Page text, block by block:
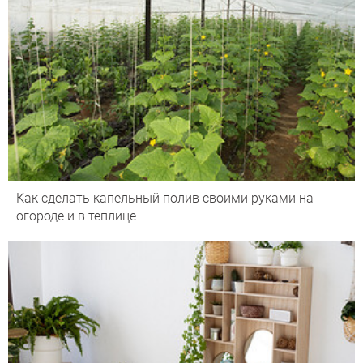
Как сделать капельный полив своими руками на
огороде и в теплице